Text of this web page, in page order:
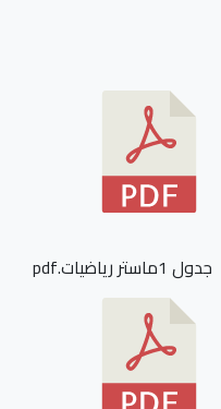
جدول 1ماستر رياضيات.pdf